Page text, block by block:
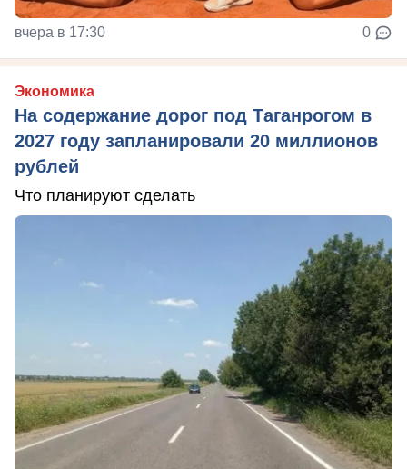
вчера в 17:30 0
Экономика
На содержание дорог под Таганрогом в
2027 году запланировали 20 миллионов
рублей
Что планируют сделать